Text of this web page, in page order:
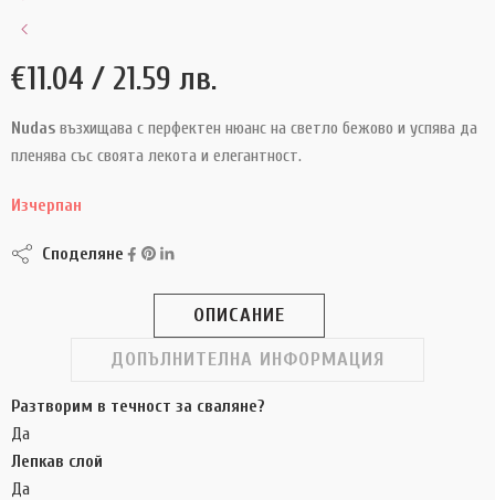
€11.04 / 21.59 лв.
Nudas възхищава с перфектен нюанс на светло бежово и успява да
пленява със своята лекота и елегантност.
Изчерпан
Споделяне
ОПИСАНИЕ
ДОПЪЛНИТЕЛНА ИНФОРМАЦИЯ
Разтворим в течност за сваляне?
Да
Лепкав слой
Да